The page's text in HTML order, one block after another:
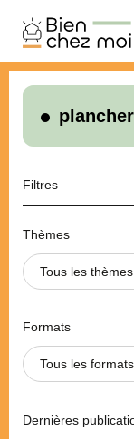
Filtres
Thèmes
Tous les thèmes
Formats
Tous les formats
Dernières